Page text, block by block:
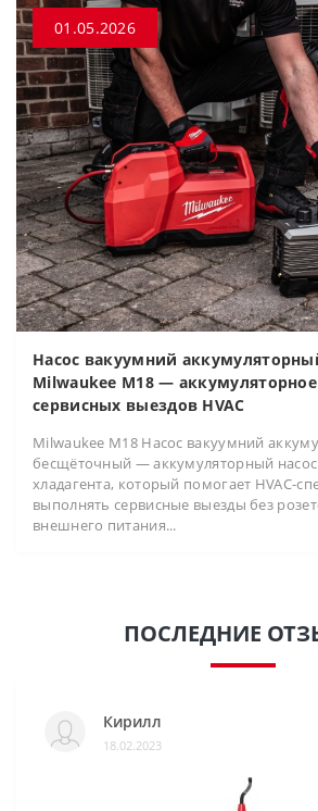
01.05.2026
Насос вакуумний
Milwaukee M18 —
сервисных выездов HVAC
Milwaukee M18 Насос вакуумний
бесщёточный — аккумуляторный насос
хладагента, который помогает HVAC-
выполнять сервисные выезды без
внешнего питания...
ПОСЛЕДНИЕ
Кирилл
18.02.2023